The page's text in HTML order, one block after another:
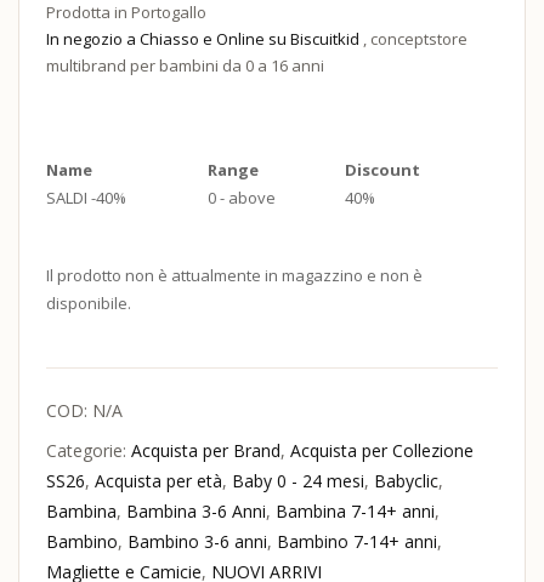
Prodotta in Portogallo
In negozio a Chiasso e Online su Biscuitkid , conceptstore
multibrand per bambini da 0 a 16 anni
Name Range
Discount
SALDI -40%
0 - above 40%
Il prodotto non è attualmente in magazzino e non è
disponibile.
COD: N/A
Categorie: Acquista per Brand, Acquista per Collezione
SS26, Acquista per età, Baby 0 - 24 mesi, Babyclic,
Bambina, Bambina 3-6 Anni, Bambina 7-14+ anni,
Bambino, Bambino 3-6 anni, Bambino 7-14+ anni,
Magliette e Camicie, NUOVI ARRIVI